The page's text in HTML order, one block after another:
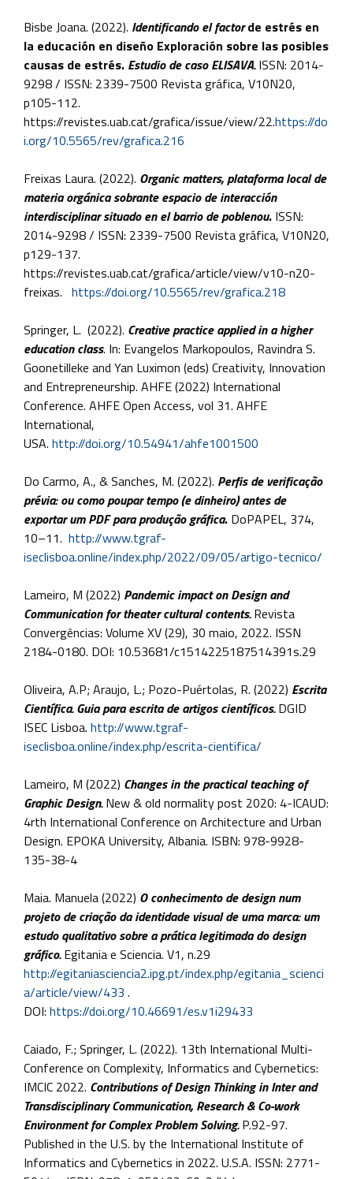
Bisbe Joana. (2022). Identificando el factorde estrés en
la educación en diseño Exploración sobre las posibles
causas de estrés. Estudio de caso ELISAVA.ISSN: 2014-
9298 / ISSN: 2339-7500 Revista gráfica, V10N20,
p105-112.
https://revistes.uab.cat/grafica/issue/view/22.https://do
i.org/10.5565/rev/grafica.216
Freixas Laura. (2022). Organic matters, plataforma local de
materia orgánica sobrante espacio de interacción
interdisciplinar situado en el barrio de poblenou. ISSN:
2014-9298 / ISSN: 2339-7500 Revista gráfica, V10N20,
p129-137.
https://revistes.uab.cat/grafica/article/view/v10-n20-
freixas. https://doi.org/10.5565/rev/grafica.218
Springer, L. (2022). Creative practice applied in a higher
education class. In: Evangelos Markopoulos, Ravindra S.
Goonetilleke and Yan Luximon (eds) Creativity, Innovation
and Entrepreneurship. AHFE (2022) International
Conference. AHFE Open Access, vol 31. AHFE
International,
USA. http://doi.org/10.54941/ahfe1001500
Do Carmo, A., & Sanches, M. (2022). Perfis de verificação
prévia: ou como poupar tempo (e dinheiro) antes de
exportar um PDF para produção gráfica. DoPAPEL, 374,
10–11. http://www.tgraf-
iseclisboa.online/index.php/2022/09/05/artigo-tecnico/
Lameiro, M (2022) Pandemic impact on Design and
Communication for theater cultural contents.Revista
Convergências: Volume XV (29), 30 maio, 2022. ISSN
2184-0180. DOI: 10.53681/c1514225187514391s.29
Oliveira, A.P; Araujo, L.; Pozo-Puértolas, R. (2022) Escrita
Científica. Guia para escrita de artigos científicos. DGID
ISEC Lisboa. http://www.tgraf-
iseclisboa.online/index.php/escrita-cientifica/
Lameiro, M (2022) Changes in the practical teaching of
Graphic Design.New & old normality post 2020: 4-ICAUD:
4rth International Conference on Architecture and Urban
Design. EPOKA University, Albania. ISBN: 978-9928-
135-38-4
Maia. Manuela (2022) O conhecimento de design num
projeto de criação da identidade visual de uma marca: um
estudo qualitativo sobre a prática legitimada do design
gráfico.Egitania e Sciencia. V1, n.29
http://egitaniasciencia2.ipg.pt/index.php/egitania_scienci
a/article/view/433 .
DOI: https://doi.org/10.46691/es.v1i29433
Caiado, F.; Springer, L. (2022). 13th International Multi-
Conference on Complexity, Informatics and Cybernetics:
IMCIC 2022. Contributions of Design Thinking in Inter and
Transdisciplinary Communication, Research & Co-work
Environment for Complex Problem Solving. P.92-97.
Published in the U.S. by the International Institute of
Informatics and Cybernetics in 2022. U.S.A. ISSN: 2771-